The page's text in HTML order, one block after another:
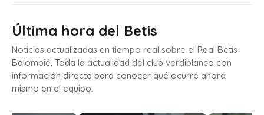
Última hora del Betis
Noticias actualizadas en tiempo real sobre el Real Betis
Balompié. Toda la actualidad del club verdiblanco con
información directa para conocer qué ocurre ahora
mismo en el equipo.